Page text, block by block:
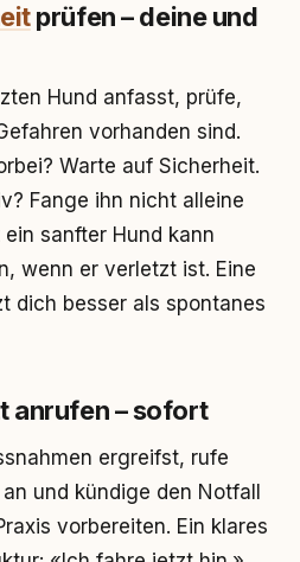
prüfen – deine und
Hund anfasst, prüfe,
vorhanden sind.
Warte auf Sicherheit.
Fange ihn nicht alleine
sanfter Hund kann
wenn er verletzt ist. Eine
dich besser als spontanes
anrufen – sofort
ergreifst, rufe
und kündige den Notfall
vorbereiten. Ein klares